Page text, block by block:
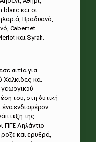
blanc και οι
Βραδυανό,
Cabernet
και Syrah.
αιτία για
Χαλκίδας και
του, στη δυτική
ενδιαφέρον
της
ΠΓΕ Ληλάντιο
και ερυθρά,